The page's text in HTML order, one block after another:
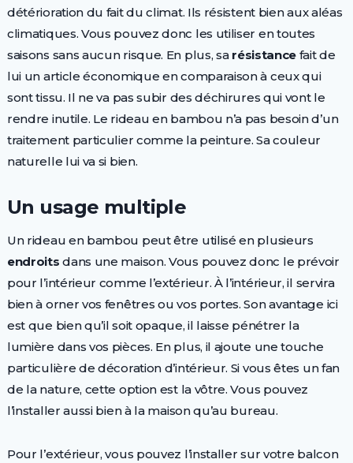
détérioration du fait du climat. Ils résistent bien aux aléas
climatiques. Vous pouvez donc les utiliser en toutes
saisons sans aucun risque. En plus, sa résistance fait de
lui un article économique en comparaison à ceux qui
sont tissu. Il ne va pas subir des déchirures qui vont le
rendre inutile. Le rideau en bambou n’a pas besoin d’un
traitement particulier comme la peinture. Sa couleur
naturelle lui va si bien.
Un usage multiple
Un rideau en bambou peut être utilisé en plusieurs
endroits dans une maison. Vous pouvez donc le prévoir
pour l’intérieur comme l’extérieur. À l’intérieur, il servira
bien à orner vos fenêtres ou vos portes. Son avantage ici
est que bien qu’il soit opaque, il laisse pénétrer la
lumière dans vos pièces. En plus, il ajoute une touche
particulière de décoration d’intérieur. Si vous êtes un fan
de la nature, cette option est la vôtre. Vous pouvez
l’installer aussi bien à la maison qu’au bureau.
Pour l’extérieur, vous pouvez l’installer sur votre balcon